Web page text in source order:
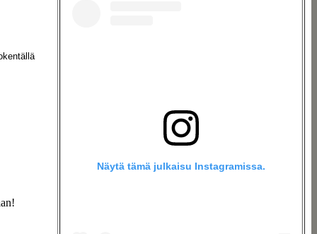
Näytä tämä julkaisu Instagramissa.